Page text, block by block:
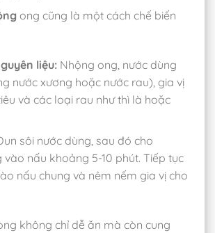
ong cũng là một cách chế biến
liệu:Nhộng ong, nước dùng
nước xương hoặc nước rau), gia vị
và các loại rau như thì là hoặc
sôi nước dùng, sau đó cho
nấu khoảng 5-10 phút. Tiếp tục
nấu chung và nêm nếm gia vị cho
không chỉ dễ ăn mà còn cung